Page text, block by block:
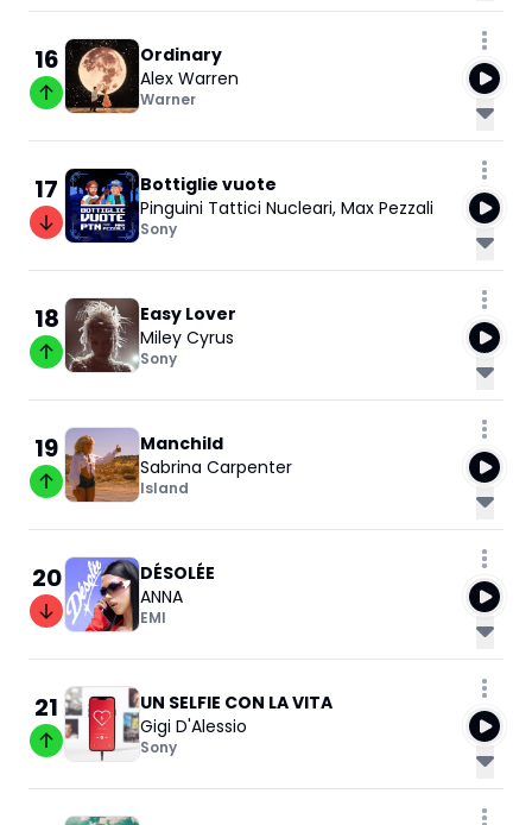
16
Ordinary
Alex Warren
Warner
17
Bottiglie vuote
Pinguini Tattici Nucleari, Max Pezzali
Sony
18
Easy Lover
Miley Cyrus
Sony
19
Manchild
Sabrina Carpenter
Island
20
DÉSOLÉE
ANNA
EMI
21
UN SELFIE CON LA VITA
Gigi D'Alessio
Sony